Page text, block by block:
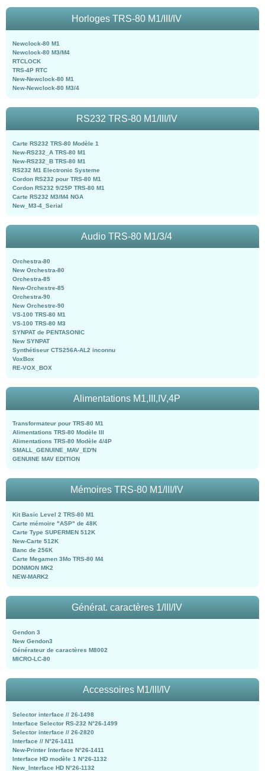
Horloges TRS-80 M1/III/IV
Newclock-80 M1
Newclock-80 M3/M4
RTCLOCK
TRS-4P RTC
New-Newclock-80 M1
New-Newclock-80 M3/4
RS232 TRS-80 M1/III/IV
Carte RS232 TRS-80 Modèle 1
New-RS232_A TRS-80 M1
New-RS232_B TRS-80 M1
RS232 M1 Electronic Systeme
Cordon RS232 pour TRS-80 M1
Cordon RS232 9/25P TRS-80 M1
Carte RS232 M3/M4 NGA
New_M3-4_Serial
Audio TRS-80 M1/3/4
Orchestra-80
New Orchestra-80
Orchestra-85
New-Orchestre-85
Orchestra-90
New Orchestre-90
VS-100 TRS-80 M1
VS-100 TRS-80 M3
SYNPAT de PENTASONIC
New SYNPAT
Synthétiseur CTS256A-AL2 inconnu
VoxBox
RE-VOX_BOX
Alimentations M1,III,IV,4P
Transformateur pour TRS-80 M1
Alimentations TRS-80 Modèle III
Alimentations TRS-80 Modèle 4/4P
SMALL_GENUINE_MAV_ED'N
GENUINE MAV EDITION
Mémoires TRS-80 M1/III/IV
Kit Basic Level 2 TRS-80 M1
Carte mémoire "ASP" de 48K
Carte Type SUPERMEN 512K
New-Carte 512K
Banc de 256K
Carte Megamen 3Mo TRS-80 M4
DONMON MK2
NEW-MARK2
Générat. caractères 1/III/IV
Gendon 3
New Gendon3
Générateur de caractères M8002
MICRO-LC-80
Accessoires M1/III/IV
Selector interface // 26-1498
Interface Selector RS-232 N°26-1499
Selector interface // 26-2820
Interface // N°26-1411
New-Printer Interface N°26-1411
Interface HD modèle 1 N°26-1132
New_Interface HD N°26-1132